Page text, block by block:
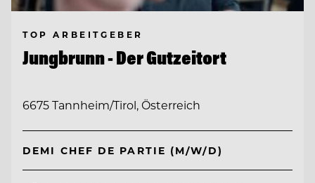
TOP ARBEITGEBER
Jungbrunn - Der Gutzeitort
6675 Tannheim/Tirol, Österreich
DEMI CHEF DE PARTIE (M/W/D)